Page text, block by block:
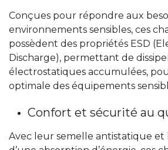
Conçues pour répondre aux
environnements sensibles, ces
possèdent des propriétés ESD
Discharge), permettant de
électrostatiques accumulées,
optimale des équipements
Confort et sécurité au
Avec leur semelle antistatique